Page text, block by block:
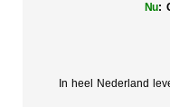
Nu:
In heel Nederland